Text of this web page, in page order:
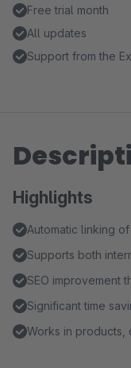
Free trial month
All updates
Support from the
Highlights
Automatic linking
Supports both
SEO improvement
Significant time
Works in products,